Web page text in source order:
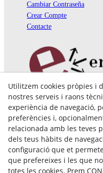
Cambiar Contraseña
Crear Compte
Contacte
Pol. Ind. Coll de Montcada
Cr. Roca Plana, 14-16
08110 Montcada i Reixac
935 829 999
Utilitzem cookies pròpies i
nostres serveis i raons
experiència de navegació,
preferències i,
relacionada amb les teves
dels teus hàbits de
configuració que et
que prefereixes i les que
totes les cookies. Prem